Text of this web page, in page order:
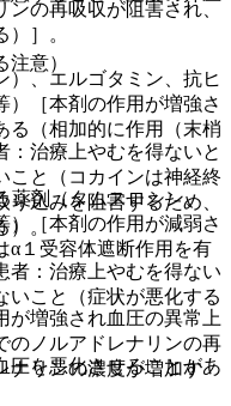
の再吸収が阻害され、
］。
、エルゴタミン、抗ヒ
）［本剤の作用が増強さ
る（相加的に作用（末梢
剤（タムスロシン、
）［本剤の作用が減弱さ
α１受容体遮断作用を有
増強され血圧の異常上
のノルアドレナリンの再
ナリンの濃度が増加す
意）
治療上やむを得ないと
こと（コカインは神経終
込みを阻害するため、
）。
：治療上やむを得ない
いこと（症状が悪化する
を悪化させることがあ